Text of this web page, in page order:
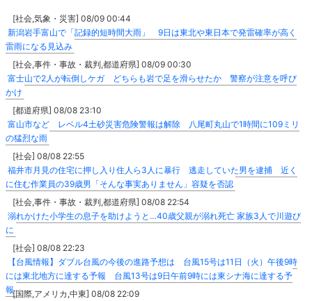
[社会,気象・災害] 08/09 00:44
新潟岩手富山で「記録的短時間大雨」 9日は東北や東日本で発雷確率が高く
雷雨になる見込み
[社会,事件・事故・裁判,都道府県] 08/09 00:30
富士山で2人が転倒しケガ どちらも岩で足を滑らせたか 警察が注意を呼び
かけ
[都道府県] 08/08 23:10
富山市など レベル4土砂災害危険警報は解除 八尾町丸山で1時間に109ミリ
の猛烈な雨
[社会] 08/08 22:55
福井市月見の住宅に押し入り住人ら3人に暴行 逃走していた男を逮捕 近く
に住む作業員の39歳男「そんな事実ありません」容疑を否認
[社会,事件・事故・裁判,都道府県] 08/08 22:54
溺れかけた小学生の息子を助けようと…40歳父親が溺れ死亡 家族3人で川遊び
に
[社会] 08/08 22:23
【台風情報】ダブル台風の今後の進路予想は 台風15号は11日（火）午後9時
には東北地方に達する予報 台風13号は9日午前9時には東シナ海に達する予
報[国際,アメリカ,中東] 08/08 22:09